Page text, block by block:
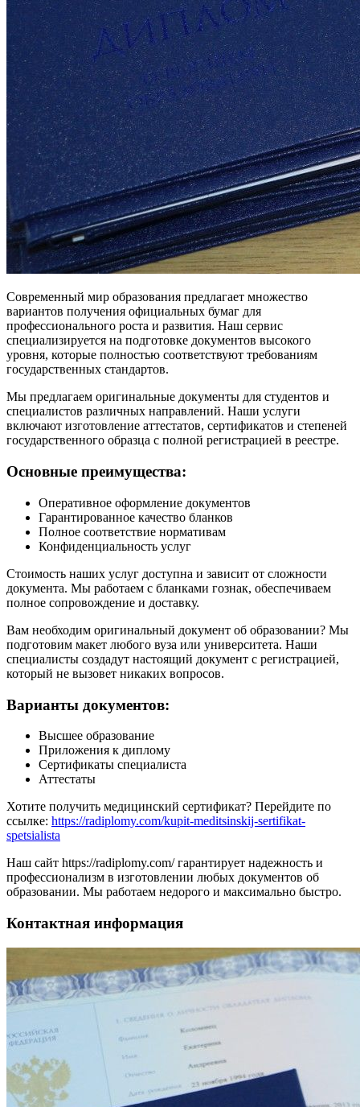
Современный мир образования предлагает множество
вариантов получения официальных бумаг для
профессионального роста и развития. Наш сервис
специализируется на подготовке документов высокого
уровня, которые полностью соответствуют требованиям
государственных стандартов.
Мы предлагаем оригинальные документы для студентов и
специалистов различных направлений. Наши услуги
включают изготовление аттестатов, сертификатов и степеней
государственного образца с полной регистрацией в реестре.
Основные преимущества:
Оперативное оформление документов
Гарантированное качество бланков
Полное соответствие нормативам
Конфиденциальность услуг
Стоимость наших услуг доступна и зависит от сложности
документа. Мы работаем с бланками гознак, обеспечиваем
полное сопровождение и доставку.
Вам необходим оригинальный документ об образовании? Мы
подготовим макет любого вуза или университета. Наши
специалисты создадут настоящий документ с регистрацией,
который не вызовет никаких вопросов.
Варианты документов:
Высшее образование
Приложения к диплому
Сертификаты специалиста
Аттестаты
Хотите получить медицинский сертификат? Перейдите по
ссылке: https://radiplomy.com/kupit-meditsinskij-sertifikat-
spetsialista
Наш сайт https://radiplomy.com/ гарантирует надежность и
профессионализм в изготовлении любых документов об
образовании. Мы работаем недорого и максимально быстро.
Контактная информация